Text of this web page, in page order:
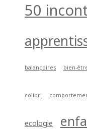
50
balançoires bien-
colibri
ecologie